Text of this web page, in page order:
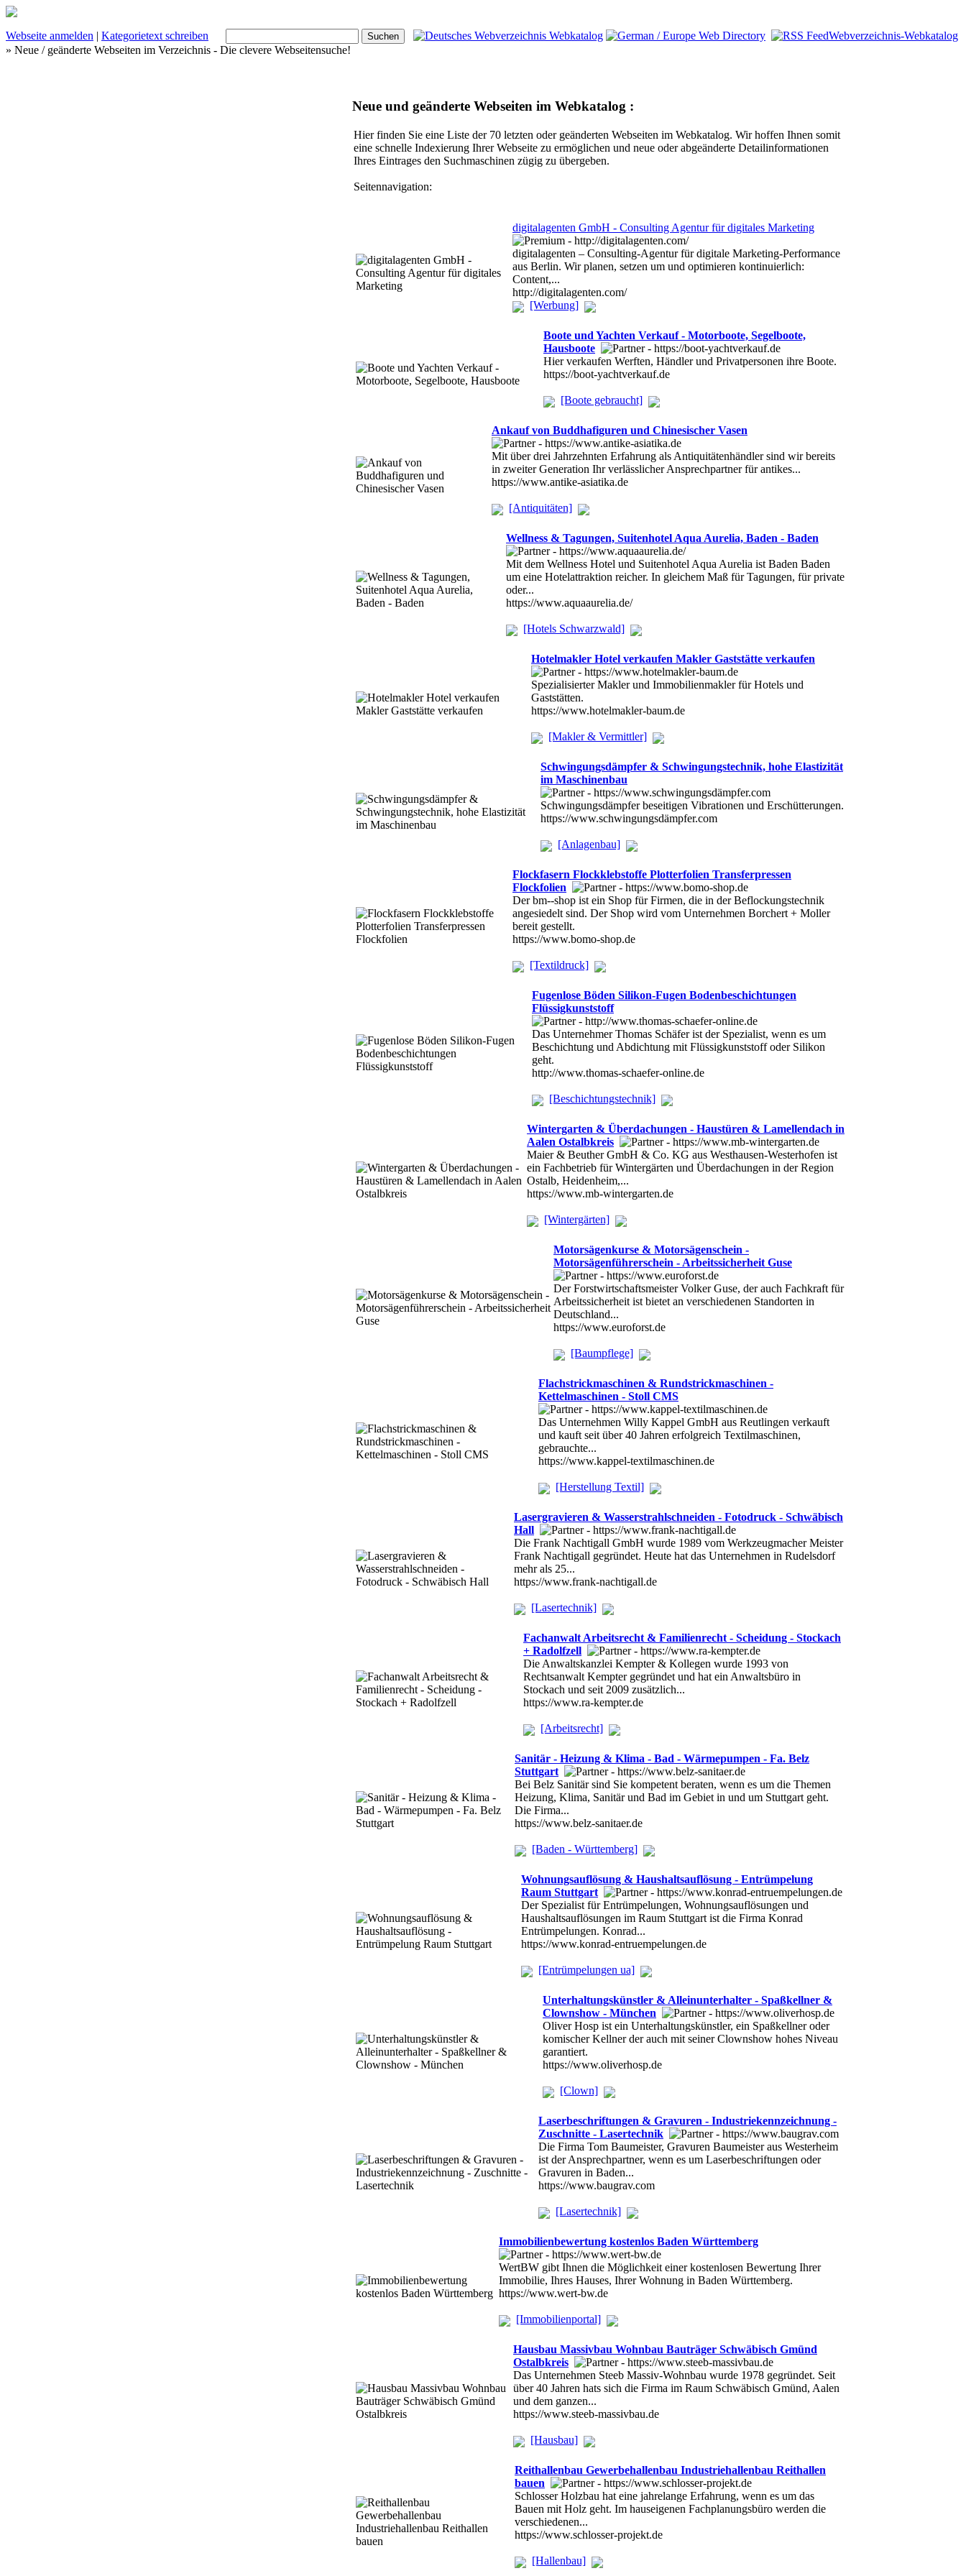
Webseite anmelden | Kategorietext schreiben
Webverzeichnis-Webkatalog
» Neue / geänderte Webseiten im Verzeichnis - Die clevere Webseitensuche!
Neue und geänderte Webseiten im Webkatalog :
Hier finden Sie eine Liste der 70 letzten oder geänderten Webseiten im Webkatalog. Wir hoffen Ihnen somit
eine schnelle Indexierung Ihrer Webseite zu ermöglichen und neue oder abgeänderte Detailinformationen
Ihres Eintrages den Suchmaschinen zügig zu übergeben.
Seitennavigation:
digitalagenten GmbH - Consulting Agentur für digitales Marketing
digitalagenten – Consulting-Agentur für digitale Marketing-Performance
aus Berlin. Wir planen, setzen um und optimieren kontinuierlich:
Content,...
http://digitalagenten.com/
[Werbung]
Boote und Yachten Verkauf - Motorboote, Segelboote,
Hausboote
Hier verkaufen Werften, Händler und Privatpersonen ihre Boote.
https://boot-yachtverkauf.de
[Boote gebraucht]
Ankauf von Buddhafiguren und Chinesischer Vasen
Mit über drei Jahrzehnten Erfahrung als Antiquitätenhändler sind wir bereits
in zweiter Generation Ihr verlässlicher Ansprechpartner für antikes...
https://www.antike-asiatika.de
[Antiquitäten]
Wellness & Tagungen, Suitenhotel Aqua Aurelia, Baden - Baden
Mit dem Wellness Hotel und Suitenhotel Aqua Aurelia ist Baden Baden
um eine Hotelattraktion reicher. In gleichem Maß für Tagungen, für private
oder...
https://www.aquaaurelia.de/
[Hotels Schwarzwald]
Hotelmakler Hotel verkaufen Makler Gaststätte verkaufen
Spezialisierter Makler und Immobilienmakler für Hotels und
Gaststätten.
https://www.hotelmakler-baum.de
[Makler & Vermittler]
Schwingungsdämpfer & Schwingungstechnik, hohe Elastizität
im Maschinenbau
Schwingungsdämpfer beseitigen Vibrationen und Erschütterungen.
https://www.schwingungsdämpfer.com
[Anlagenbau]
Flockfasern Flockklebstoffe Plotterfolien Transferpressen
Flockfolien
Der bm--shop ist ein Shop für Firmen, die in der Beflockungstechnik
angesiedelt sind. Der Shop wird vom Unternehmen Borchert + Moller
bereit gestellt.
https://www.bomo-shop.de
[Textildruck]
Fugenlose Böden Silikon-Fugen Bodenbeschichtungen
Flüssigkunststoff
Das Unternehmer Thomas Schäfer ist der Spezialist, wenn es um
Beschichtung und Abdichtung mit Flüssigkunststoff oder Silikon
geht.
http://www.thomas-schaefer-online.de
[Beschichtungstechnik]
Wintergarten & Überdachungen - Haustüren & Lamellendach in
Aalen Ostalbkreis
Maier & Beuther GmbH & Co. KG aus Westhausen-Westerhofen ist
ein Fachbetrieb für Wintergärten und Überdachungen in der Region
Ostalb, Heidenheim,...
https://www.mb-wintergarten.de
[Wintergärten]
Motorsägenkurse & Motorsägenschein -
Motorsägenführerschein - Arbeitssicherheit Guse
Der Forstwirtschaftsmeister Volker Guse, der auch Fachkraft für
Arbeitssicherheit ist bietet an verschiedenen Standorten in
Deutschland...
https://www.euroforst.de
[Baumpflege]
Flachstrickmaschinen & Rundstrickmaschinen -
Kettelmaschinen - Stoll CMS
Das Unternehmen Willy Kappel GmbH aus Reutlingen verkauft
und kauft seit über 40 Jahren erfolgreich Textilmaschinen,
gebrauchte...
https://www.kappel-textilmaschinen.de
[Herstellung Textil]
Lasergravieren & Wasserstrahlschneiden - Fotodruck - Schwäbisch
Hall
Die Frank Nachtigall GmbH wurde 1989 vom Werkzeugmacher Meister
Frank Nachtigall gegründet. Heute hat das Unternehmen in Rudelsdorf
mehr als 25...
https://www.frank-nachtigall.de
[Lasertechnik]
Fachanwalt Arbeitsrecht & Familienrecht - Scheidung - Stockach
+ Radolfzell
Die Anwaltskanzlei Kempter & Kollegen wurde 1993 von
Rechtsanwalt Kempter gegründet und hat ein Anwaltsbüro in
Stockach und seit 2009 zusätzlich...
https://www.ra-kempter.de
[Arbeitsrecht]
Sanitär - Heizung & Klima - Bad - Wärmepumpen - Fa. Belz
Stuttgart
Bei Belz Sanitär sind Sie kompetent beraten, wenn es um die Themen
Heizung, Klima, Sanitär und Bad im Gebiet in und um Stuttgart geht.
Die Firma...
https://www.belz-sanitaer.de
[Baden - Württemberg]
Wohnungsauflösung & Haushaltsauflösung - Entrümpelung
Raum Stuttgart
Der Spezialist für Entrümpelungen, Wohnungsauflösungen und
Haushaltsauflösungen im Raum Stuttgart ist die Firma Konrad
Entrümpelungen. Konrad...
https://www.konrad-entruempelungen.de
[Entrümpelungen ua]
Unterhaltungskünstler & Alleinunterhalter - Spaßkellner &
Clownshow - München
Oliver Hosp ist ein Unterhaltungskünstler, ein Spaßkellner oder
komischer Kellner der auch mit seiner Clownshow hohes Niveau
garantiert.
https://www.oliverhosp.de
[Clown]
Laserbeschriftungen & Gravuren - Industriekennzeichnung -
Zuschnitte - Lasertechnik
Die Firma Tom Baumeister, Gravuren Baumeister aus Westerheim
ist der Ansprechpartner, wenn es um Laserbeschriftungen oder
Gravuren in Baden...
https://www.baugrav.com
[Lasertechnik]
Immobilienbewertung kostenlos Baden Württemberg
WertBW gibt Ihnen die Möglichkeit einer kostenlosen Bewertung Ihrer
Immobilie, Ihres Hauses, Ihrer Wohnung in Baden Württemberg.
https://www.wert-bw.de
[Immobilienportal]
Hausbau Massivbau Wohnbau Bauträger Schwäbisch Gmünd
Ostalbkreis
Das Unternehmen Steeb Massiv-Wohnbau wurde 1978 gegründet. Seit
über 40 Jahren hats sich die Firma im Raum Schwäbisch Gmünd, Aalen
und dem ganzen...
https://www.steeb-massivbau.de
[Hausbau]
Reithallenbau Gewerbehallenbau Industriehallenbau Reithallen
bauen
Schlosser Holzbau hat eine jahrelange Erfahrung, wenn es um das
Bauen mit Holz geht. Im hauseigenen Fachplanungsbüro werden die
verschiedenen...
https://www.schlosser-projekt.de
[Hallenbau]